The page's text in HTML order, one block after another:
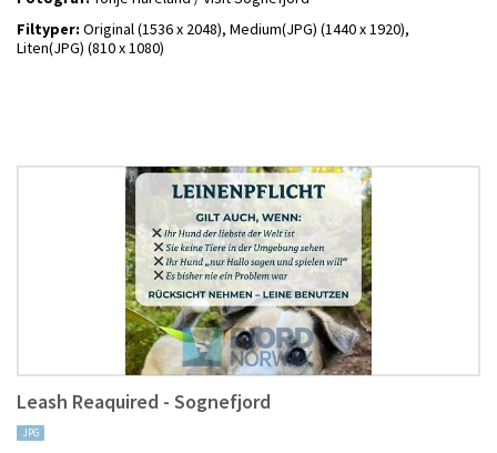
Filtyper: Original (1536 x 2048), Medium(JPG) (1440 x 1920),
Liten(JPG) (810 x 1080)
Leash Reaquired - Sognefjord
JPG